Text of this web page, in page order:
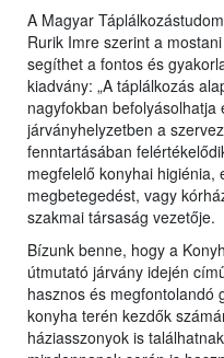
A Magyar
Rurik Imre szerint a
segíthet a fontos és
kiadvány: „A táplálkozás
nagyfokban
járványhelyzetben a
fenntartásában
megfelelő konyhai
megbetegedést, vagy
szakmai társaság vezetője.
Bízunk benne, hogy a
útmutató járvány idején
hasznos és megfontolandó
konyha terén kezdők
háziasszonyok is